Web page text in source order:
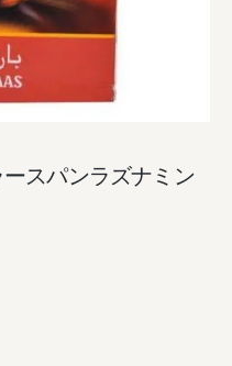
スパンラズナミン